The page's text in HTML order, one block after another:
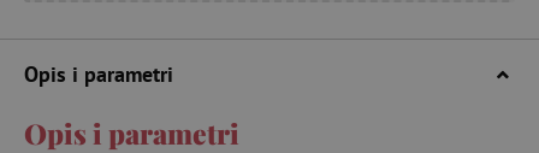
Opis i parametri
Opis i parametri